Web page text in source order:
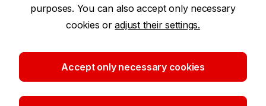
Protection of Personal Data
Security
purposes. You can also accept only necessary
cookies oradjust their settings.
Accept only necessary cookies